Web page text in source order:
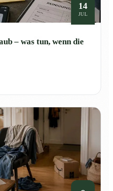
14
JUL
– was tun, wenn die